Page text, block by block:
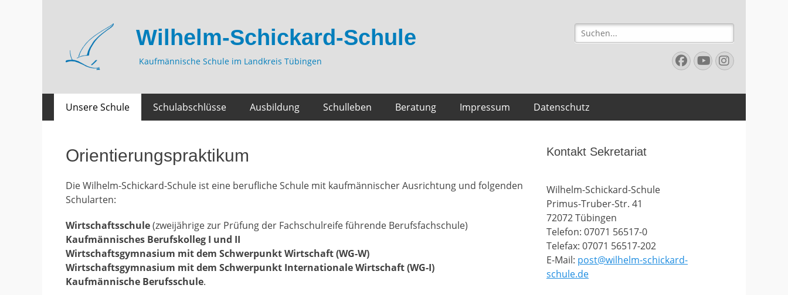
Wilhelm-Schickard-Schule
Kaufmännische Schule im Landkreis Tübingen
Suchen
nach:
Facebook
YouTube
Primäres
Menü
Inhalt
Unsere Schule Schulabschlüsse Ausbildung Schulleben Beratung Impressum Datenschutz
Orientierungspraktikum
Die Wilhelm-Schickard-Schule ist eine berufliche Schule mit kaufmännischer Ausrichtung und folgenden
Schularten:
Wirtschaftsschule(zweijährige zur Prüfung der Fachschulreife führende Berufsfachschule)
Kaufmännisches Berufskolleg I und II
Wirtschaftsgymnasium mit dem Schwerpunkt Wirtschaft (WG-W)
Wirtschaftsgymnasium mit dem Schwerpunkt Internationale Wirtschaft (WG-I)
Kaufmännische Berufsschule.
Kontakt Sekretariat
Wilhelm-Schickard-Schule
Primus-Truber-Str. 41
72072 Tübingen
Telefon: 07071 56517-0
Telefax: 07071 56517-202
E-Mail: post@wilhelm-schickard-
schule.de